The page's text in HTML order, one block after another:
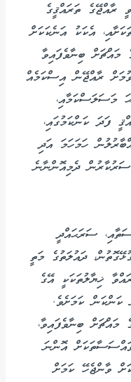
ރާއްޖޭގެ ތަރައްޤީގެ
އެކަކު އަނެކަކަށް
މައްޗަށް ބިނާވެފައިވާ
ރާއްޖޭން އިސްކަމެއް
މަސަލަސްކަމާއި،
ފަދަ ކަންކަމުގައި،
ހަމަހަމަ އަދި
ދެމިއޮންނާނެ
ސަރަޙައްދީ
ދައުލަތުގެ މަތީ
ޚިޔާލުތަކަކީ އޭގެ
ކަމަށެވެ.
މައްޗަށް ބިނާވެފައިވާ،
އޮންނަ
ވާންޖެހޭ ކަމަށް